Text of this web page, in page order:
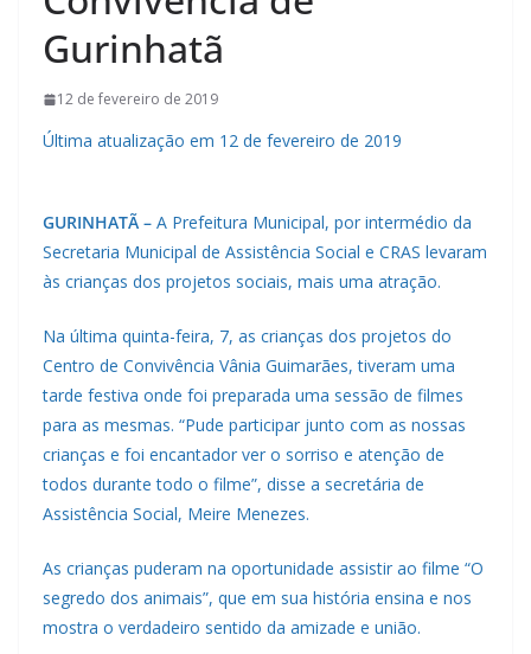
Gurinhatã
12 de fevereiro de 2019
Última atualização em 12 de fevereiro de 2019
GURINHATÃ – A Prefeitura Municipal, por intermédio da
Secretaria Municipal de Assistência Social e CRAS levaram
às crianças dos projetos sociais, mais uma atração.
Na última quinta-feira, 7, as crianças dos projetos do
Centro de Convivência Vânia Guimarães, tiveram uma
tarde festiva onde foi preparada uma sessão de filmes
para as mesmas. “Pude participar junto com as nossas
crianças e foi encantador ver o sorriso e atenção de
todos durante todo o filme”, disse a secretária de
Assistência Social, Meire Menezes.
As crianças puderam na oportunidade assistir ao filme “O
segredo dos animais”, que em sua história ensina e nos
mostra o verdadeiro sentido da amizade e união.